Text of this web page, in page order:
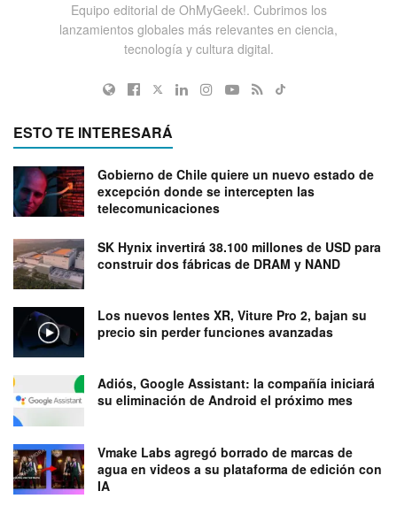
Equipo editorial de OhMyGeek!. Cubrimos los
lanzamientos globales más relevantes en ciencia,
tecnología y cultura digital.
ESTO TE INTERESARÁ
Gobierno de Chile quiere un nuevo estado de
excepción donde se intercepten las
telecomunicaciones
SK Hynix invertirá 38.100 millones de USD para
construir dos fábricas de DRAM y NAND
Los nuevos lentes XR, Viture Pro 2, bajan su
precio sin perder funciones avanzadas
Adiós, Google Assistant: la compañía iniciará
su eliminación de Android el próximo mes
Vmake Labs agregó borrado de marcas de
agua en videos a su plataforma de edición con
IA